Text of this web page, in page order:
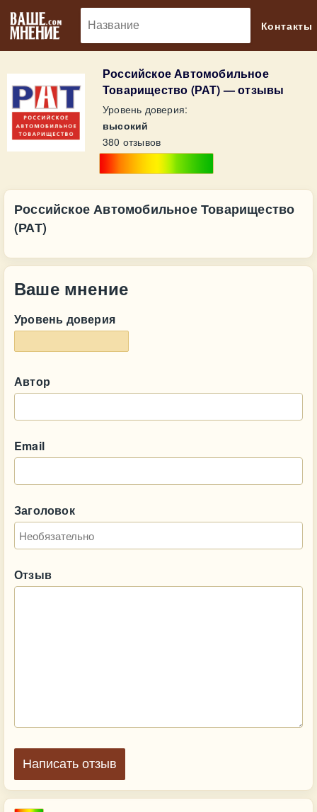
Контакты
Российское Автомобильное
Товарищество (РАТ) — отзывы
Уровень доверия:
высокий
380 отзывов
Российское Автомобильное Товарищество
(РАТ)
Ваше мнение
Уровень доверия
Автор
Email
Заголовок
Отзыв
Написать отзыв